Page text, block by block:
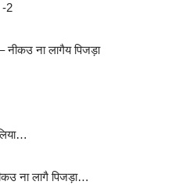
-2
नीकउ ना लागैय पिजड़ा
ना लागै पिजड़ा…